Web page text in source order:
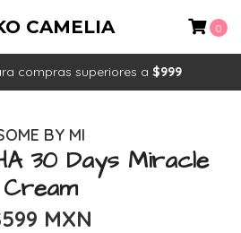
compras superiores a $999
CAMELIA 0
BY MI
30 Days Miracle
Cream
MXN